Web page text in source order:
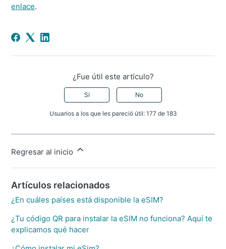
enlace.
¿Fue útil este artículo?
Sí No
Usuarios a los que les pareció útil: 177 de 183
Regresar al inicio
Artículos relacionados
¿En cuáles países está disponible la eSIM?
¿Tu código QR para instalar la eSIM no funciona? Aquí te
explicamos qué hacer